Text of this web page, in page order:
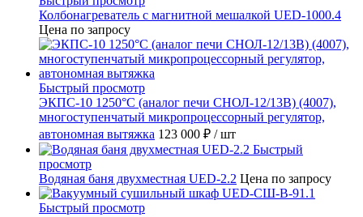
Колбонагреватель с магнитной мешалкой UED-1000.4
Цена по запросу
Быстрый просмотр
ЭКПС-10 1250°С (аналог печи СНОЛ-12/13В) (4007),
многоступенчатый микропроцессорный регулятор,
автономная вытяжка 123 000 ₽ / шт
Быстрый
просмотр
Водяная баня двухместная UED-2.2 Цена по запросу
Быстрый просмотр